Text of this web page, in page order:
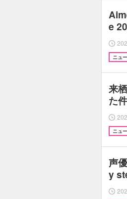
e
ニュ
来
た
ニュ
声
y